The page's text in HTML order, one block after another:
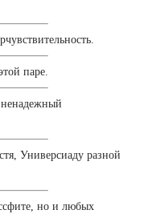
паре.
Универсиаду разной
но и любых